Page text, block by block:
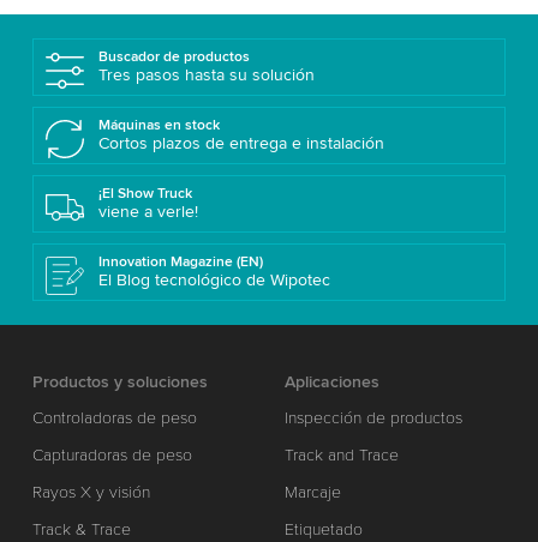
Buscador de productos
Tres pasos hasta su solución
Máquinas en stock
Cortos plazos de entrega e instalación
¡El Show Truck
viene a verle!
Innovation Magazine (EN)
El Blog tecnológico de Wipotec
Productos y soluciones
Controladoras de peso
Capturadoras de peso
Rayos X y visión
Track & Trace
Aplicaciones
Inspección de productos
Track and Trace
Marcaje
Etiquetado